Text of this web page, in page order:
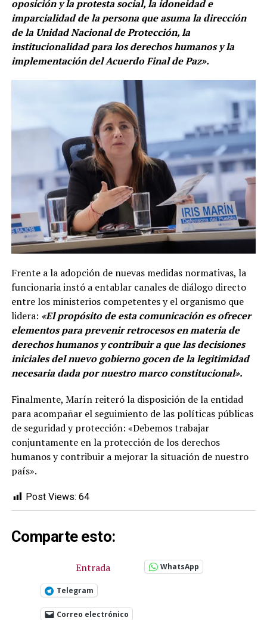
oposición y la protesta social, la idoneidad e
imparcialidad de la persona que asuma la dirección
de la Unidad Nacional de Protección, la
institucionalidad para los derechos humanos y la
implementación del Acuerdo Final de Paz».
Frente a la adopción de nuevas medidas normativas, la
funcionaria instó a entablar canales de diálogo directo
entre los ministerios competentes y el organismo que
lidera: «El propósito de esta comunicación es ofrecer
elementos para prevenir retrocesos en materia de
derechos humanos y contribuir a que las decisiones
iniciales del nuevo gobierno gocen de la legitimidad
necesaria dada por nuestro marco constitucional».
Finalmente, Marín reiteró la disposición de la entidad
para acompañar el seguimiento de las políticas públicas
de seguridad y protección: «Debemos trabajar
conjuntamente en la protección de los derechos
humanos y contribuir a mejorar la situación de nuestro
país».
Post Views: 64
Comparte esto:
Entrada WhatsApp
Telegram
Correo electrónico